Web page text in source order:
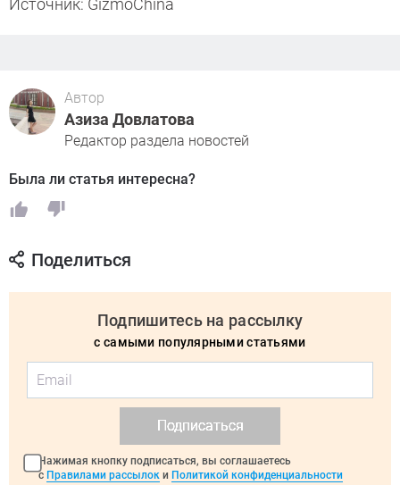
Источник: GizmoChina
Автор
Азиза Довлатова
Редактор раздела новостей
Была ли статья интересна?
Поделиться
Подпишитесь на рассылку
с самыми популярными статьями
Подписаться
Нажимая кнопку подписаться, вы соглашаетесь
с Правилами рассылок и Политикой конфиденциальности